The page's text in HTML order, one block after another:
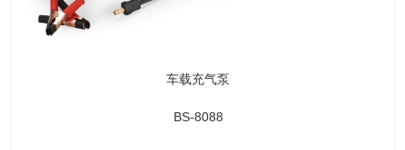
车载充气泵
BS-8088